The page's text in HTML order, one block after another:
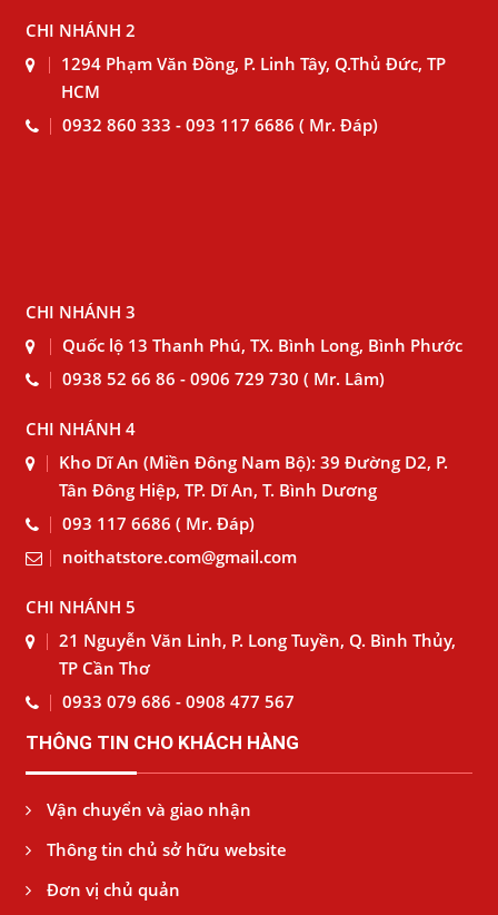
CHI NHÁNH 2
1294 Phạm Văn Đồng, P. Linh Tây, Q.Thủ Đức, TP
HCM
0932 860 333 - 093 117 6686 ( Mr. Đáp)
CHI NHÁNH 3
Quốc lộ 13 Thanh Phú, TX. Bình Long, Bình Phước
0938 52 66 86 - 0906 729 730 ( Mr. Lâm)
CHI NHÁNH 4
Kho Dĩ An (Miền Đông Nam Bộ): 39 Đường D2, P.
Tân Đông Hiệp, TP. Dĩ An, T. Bình Dương
093 117 6686 ( Mr. Đáp)
noithatstore.com@gmail.com
CHI NHÁNH 5
21 Nguyễn Văn Linh, P. Long Tuyền, Q. Bình Thủy,
TP Cần Thơ
0933 079 686 - 0908 477 567
THÔNG TIN CHO KHÁCH HÀNG
Vận chuyển và giao nhận
Thông tin chủ sở hữu website
Đơn vị chủ quản